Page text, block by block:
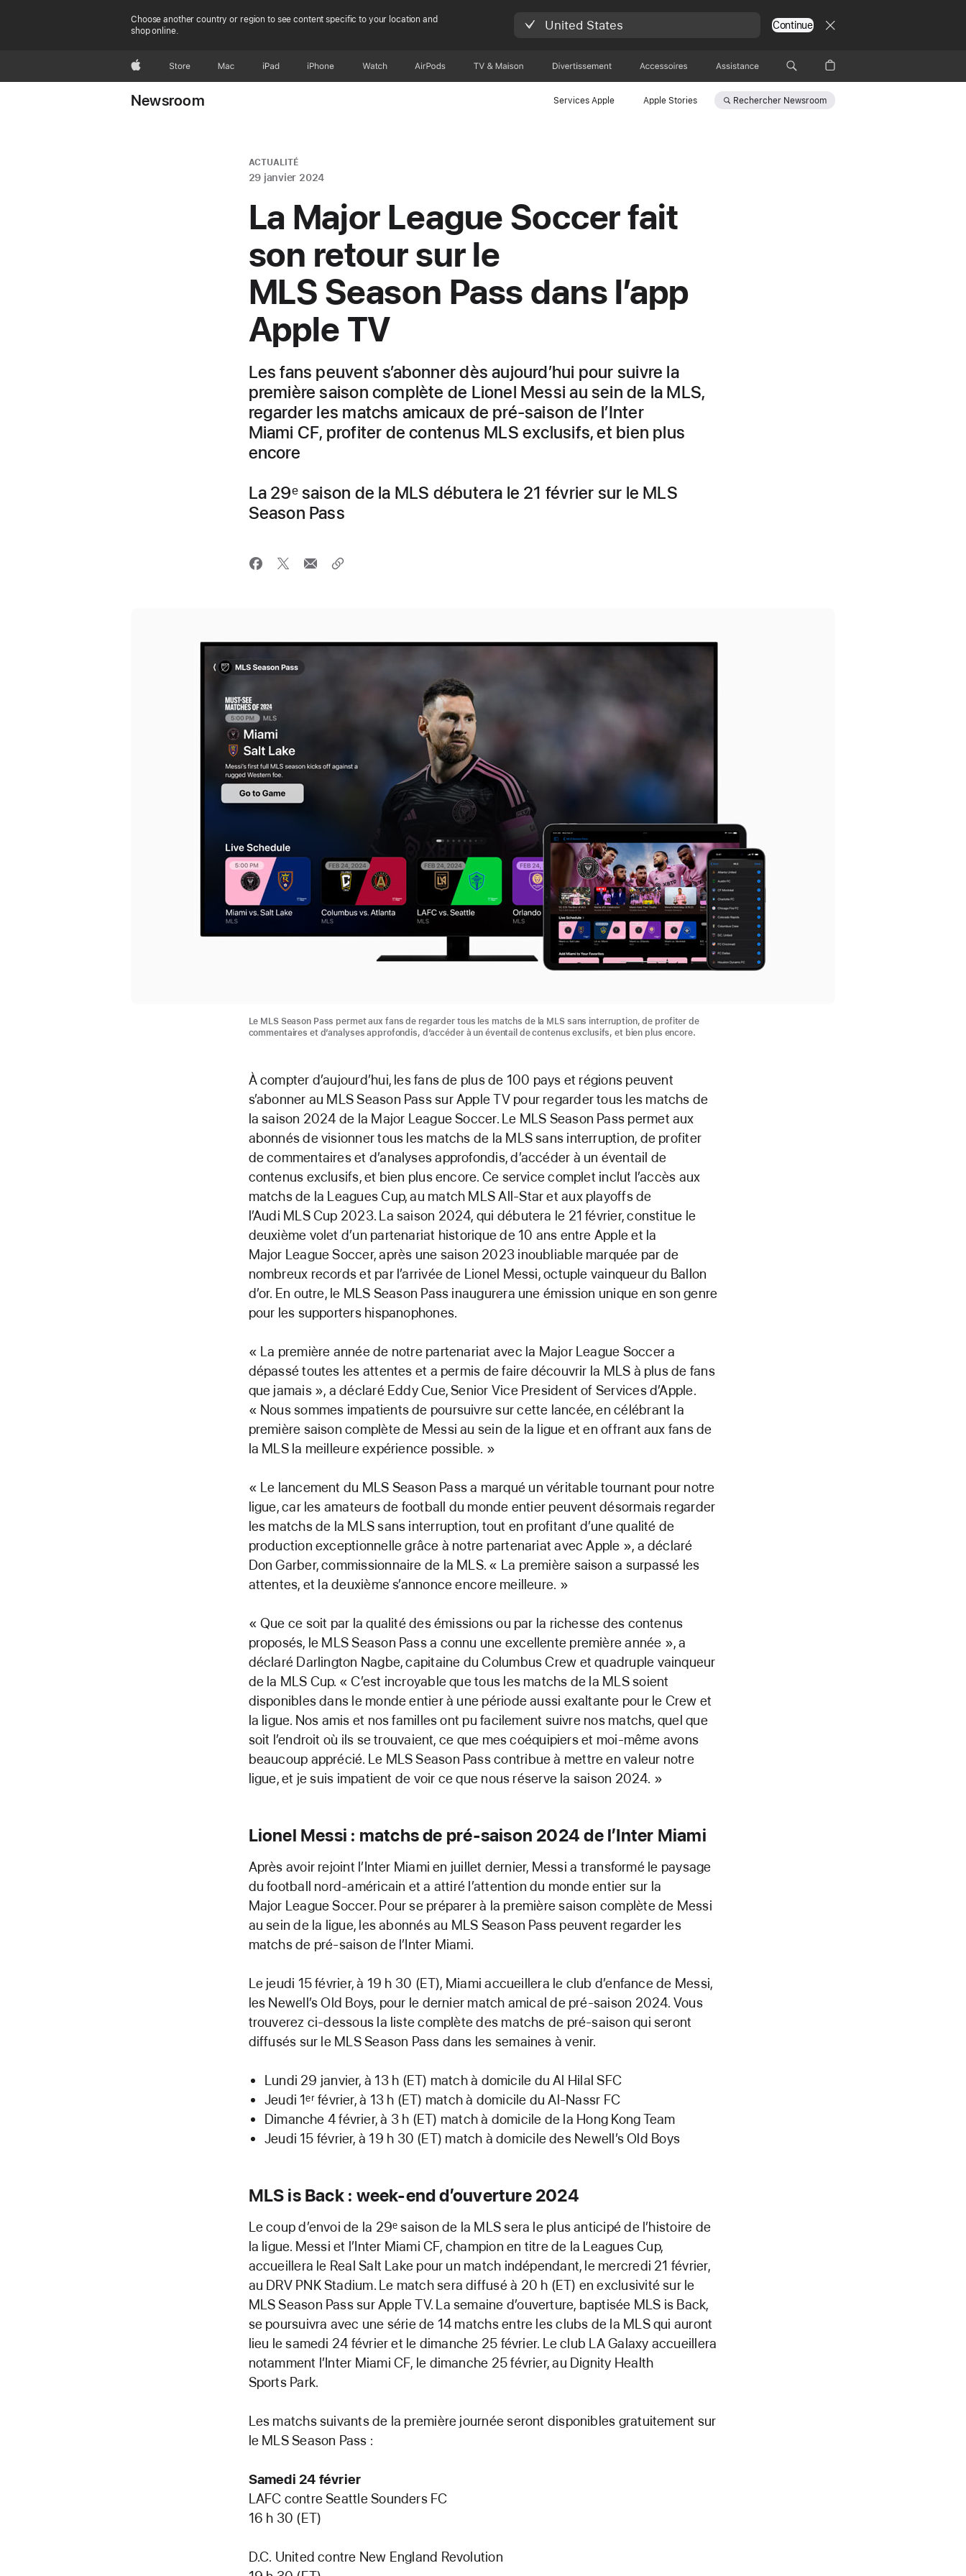
Choose another country or region to see content specific to your location and
shop online.
United States Continue
AppleStore Mac iPad iPhone Watch AirPods TV & Maison Divertissements Accessoires Assistance
Newsroom Services Apple Apple Stories Rechercher Newsroom
ACTUALITÉ
29 janvier 2024
La Major League Soccer fait
son retour sur le
MLS Season Pass dans l’app
Apple TV
Les fans peuvent s’abonner dès aujourd’hui pour suivre la
première saison complète de Lionel Messi au sein de la MLS,
regarder les matchs amicaux de pré-saison de l’Inter
Miami CF, profiter de contenus MLS exclusifs, et bien plus
encore
La 29ᵉ saison de la MLS débutera le 21 février sur le MLS
Season Pass
Le MLS Season Pass permet aux fans de regarder tous les matchs de la MLS sans interruption, de profiter de
commentaires et d’analyses approfondis, d’accéder à un éventail de contenus exclusifs, et bien plus encore.
À compter d’aujourd’hui, les fans de plus de 100 pays et régions peuvent
s’abonner au MLS Season Pass sur Apple TV pour regarder tous les matchs de
la saison 2024 de la Major League Soccer. Le MLS Season Pass permet aux
abonnés de visionner tous les matchs de la MLS sans interruption, de profiter
de commentaires et d’analyses approfondis, d’accéder à un éventail de
contenus exclusifs, et bien plus encore. Ce service complet inclut l’accès aux
matchs de la Leagues Cup, au match MLS All-Star et aux playoffs de
l’Audi MLS Cup 2023. La saison 2024, qui débutera le 21 février, constitue le
deuxième volet d’un partenariat historique de 10 ans entre Apple et la
Major League Soccer, après une saison 2023 inoubliable marquée par de
nombreux records et par l’arrivée de Lionel Messi, octuple vainqueur du Ballon
d’or. En outre, le MLS Season Pass inaugurera une émission unique en son genre
pour les supporters hispanophones.
« La première année de notre partenariat avec la Major League Soccer a
dépassé toutes les attentes et a permis de faire découvrir la MLS à plus de fans
que jamais », a déclaré Eddy Cue, Senior Vice President of Services d’Apple.
« Nous sommes impatients de poursuivre sur cette lancée, en célébrant la
première saison complète de Messi au sein de la ligue et en offrant aux fans de
la MLS la meilleure expérience possible. »
« Le lancement du MLS Season Pass a marqué un véritable tournant pour notre
ligue, car les amateurs de football du monde entier peuvent désormais regarder
les matchs de la MLS sans interruption, tout en profitant d’une qualité de
production exceptionnelle grâce à notre partenariat avec Apple », a déclaré
Don Garber, commissionnaire de la MLS. « La première saison a surpassé les
attentes, et la deuxième s’annonce encore meilleure. »
« Que ce soit par la qualité des émissions ou par la richesse des contenus
proposés, le MLS Season Pass a connu une excellente première année », a
déclaré Darlington Nagbe, capitaine du Columbus Crew et quadruple vainqueur
de la MLS Cup. « C’est incroyable que tous les matchs de la MLS soient
disponibles dans le monde entier à une période aussi exaltante pour le Crew et
la ligue. Nos amis et nos familles ont pu facilement suivre nos matchs, quel que
soit l’endroit où ils se trouvaient, ce que mes coéquipiers et moi-même avons
beaucoup apprécié. Le MLS Season Pass contribue à mettre en valeur notre
ligue, et je suis impatient de voir ce que nous réserve la saison 2024. »
Lionel Messi : matchs de pré-saison 2024 de l’Inter Miami
Après avoir rejoint l’Inter Miami en juillet dernier, Messi a transformé le paysage
du football nord-américain et a attiré l’attention du monde entier sur la
Major League Soccer. Pour se préparer à la première saison complète de Messi
au sein de la ligue, les abonnés au MLS Season Pass peuvent regarder les
matchs de pré-saison de l’Inter Miami.
Le jeudi 15 février, à 19 h 30 (ET), Miami accueillera le club d’enfance de Messi,
les Newell’s Old Boys, pour le dernier match amical de pré-saison 2024. Vous
trouverez ci-dessous la liste complète des matchs de pré-saison qui seront
diffusés sur le MLS Season Pass dans les semaines à venir.
Lundi 29 janvier, à 13 h (ET) match à domicile du Al Hilal SFC
Jeudi 1ᵉʳ février, à 13 h (ET) match à domicile du Al-Nassr FC
Dimanche 4 février, à 3 h (ET) match à domicile de la Hong Kong Team
Jeudi 15 février, à 19 h 30 (ET) match à domicile des Newell’s Old Boys
MLS is Back : week-end d’ouverture 2024
Le coup d’envoi de la 29ᵉ saison de la MLS sera le plus anticipé de l’histoire de
la ligue. Messi et l’Inter Miami CF, champion en titre de la Leagues Cup,
accueillera le Real Salt Lake pour un match indépendant, le mercredi 21 février,
au DRV PNK Stadium. Le match sera diffusé à 20 h (ET) en exclusivité sur le
MLS Season Pass sur Apple TV. La semaine d’ouverture, baptisée MLS is Back,
se poursuivra avec une série de 14 matchs entre les clubs de la MLS qui auront
lieu le samedi 24 février et le dimanche 25 février. Le club LA Galaxy accueillera
notamment l’Inter Miami CF, le dimanche 25 février, au Dignity Health
Sports Park.
Les matchs suivants de la première journée seront disponibles gratuitement sur
le MLS Season Pass :
Samedi 24 février
LAFC contre Seattle Sounders FC
16 h 30 (ET)
D.C. United contre New England Revolution